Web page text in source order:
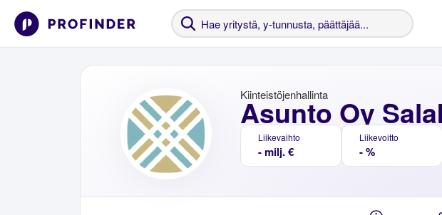
Asunto Oy
Kiinteistöjenhallinta
Liikevaihto
- milj. €
Liikevoitto
- %